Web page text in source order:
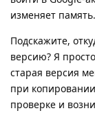
изменяет память.
Подскажите,
версию? Я
старая версия
при
проверке и